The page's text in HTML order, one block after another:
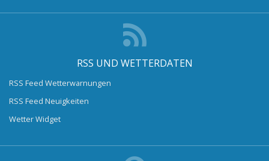
RSS UND WETTERDATEN
RSS Feed Wetterwarnungen
RSS Feed Neuigkeiten
Wetter Widget